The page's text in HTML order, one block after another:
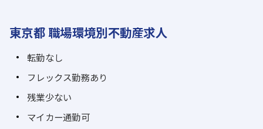
東京都 職場環境別不動産求人
転勤なし
フレックス勤務あり
残業少ない
マイカー通勤可